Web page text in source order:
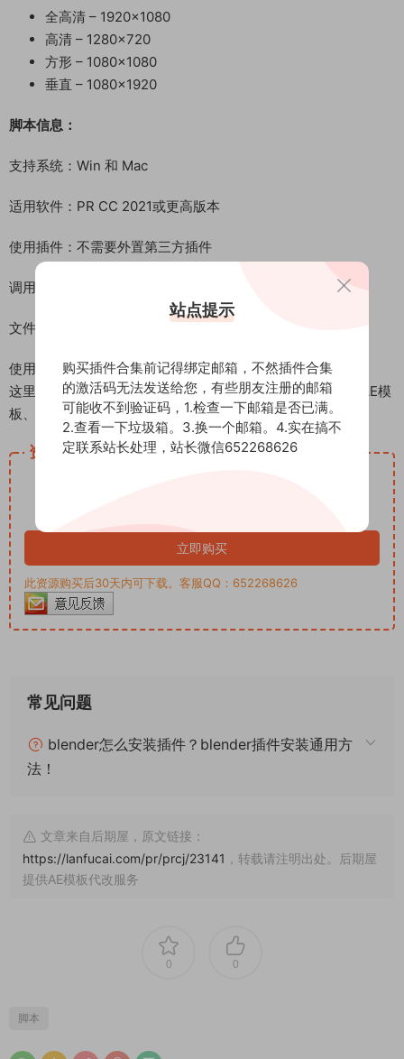
全高清 – 1920×1080
高清 – 1280×720
方形 – 1080×1080
垂直 – 1080×1920
脚本信息：
支持系统：Win 和 Mac
适用软件：PR CC 2021或更高版本
使用插件：不需要外置第三方插件
调用扩展：MYFX 3.0.2 (已包含)
文件大小：261M
使用辅助：安装方法+视频教程
这里是后期屋资源站，欢迎您来后期屋下载影视后期资源（AE模
板、PR模板、音视频频素材各种插件等）
资源下载
立即购买
此资源购买后30天内可下载。客服QQ：652268626
常见问题
blender怎么安装插件？blender插件安装通用方
法！
文章来自后期屋，原文链接：
https://lanfucai.com/pr/prcj/23141 ，转载请注明出处。后期屋
提供AE模板代改服务
0 0
脚本
站点提示
购买插件合集前记得绑定邮箱，不然插件合集
的激活码无法发送给您，有些朋友注册的邮箱
可能收不到验证码，1.检查一下邮箱是否已满。
2.查看一下垃圾箱。3.换一个邮箱。4.实在搞不
定联系站长处理，站长微信652268626